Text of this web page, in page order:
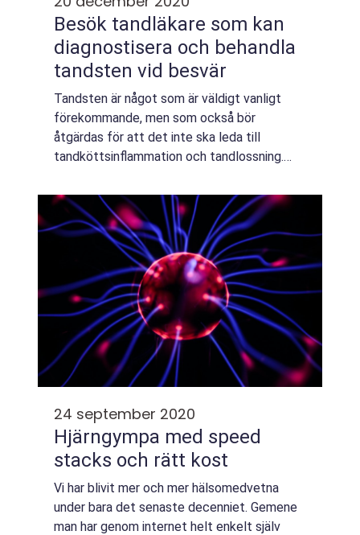
Besök tandläkare som kan
diagnostisera och behandla
tandsten vid besvär
Tandsten är något som är väldigt vanligt
förekommande, men som också bör
åtgärdas för att det inte ska leda till
tandköttsinflammation och tandlossning.
som fastnat på tänderna kommer i kontakt
med saliven. Det...
24 september 2020
Hjärngympa med speed
stacks och rätt kost
Vi har blivit mer och mer hälsomedvetna
under bara det senaste decenniet. Gemene
man har genom internet helt enkelt själv